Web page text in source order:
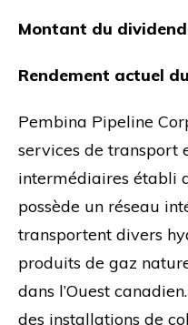
Montant du
Rendement actuel
Pembina Pipeline
services de transport
intermédiaires établi
possède un réseau
transportent divers
produits de gaz
dans l’Ouest
des installations de